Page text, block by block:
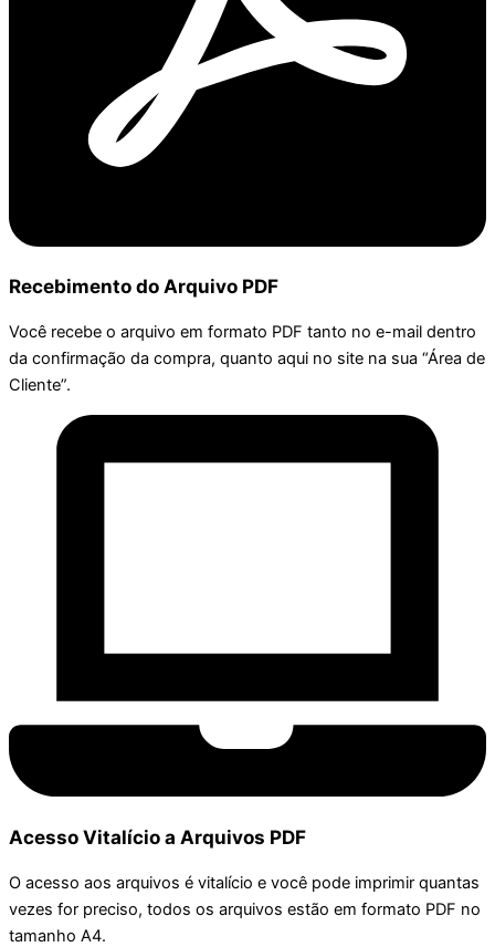
Recebimento do Arquivo PDF
Você recebe o arquivo em formato PDF tanto no e-mail dentro
da confirmação da compra, quanto aqui no site na sua “Área de
Cliente”.
Acesso Vitalício a Arquivos PDF
O acesso aos arquivos é vitalício e você pode imprimir quantas
vezes for preciso, todos os arquivos estão em formato PDF no
tamanho A4.